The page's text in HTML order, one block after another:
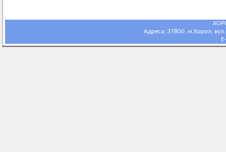
Адреса: 37800, м.Хорол,